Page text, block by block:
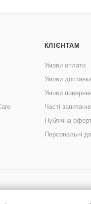
КЛІЄНТАМ
Умови оплати
Умови
Умови
Часті
Публічна
Персональні